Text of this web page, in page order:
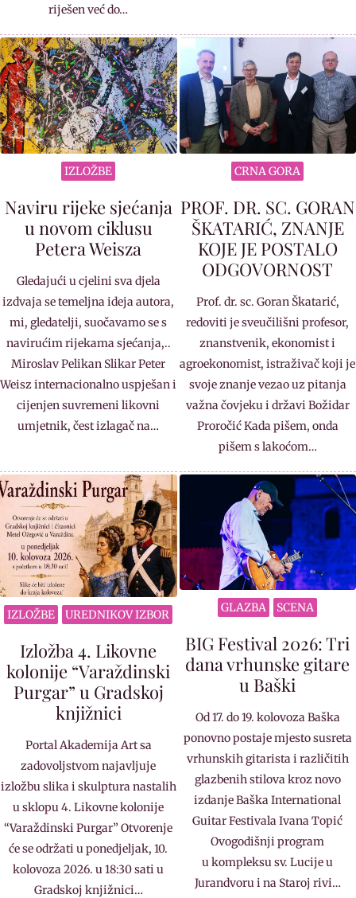
riješen već do…
IZLOŽBE
Naviru rijeke sjećanja
u novom ciklusu
Petera Weisza
Gledajući u cjelini sva djela
izdvaja se temeljna ideja autora,
mi, gledatelji, suočavamo se s
navirućim rijekama sjećanja,..
Miroslav Pelikan Slikar Peter
Weisz internacionalno uspješan i
cijenjen suvremeni likovni
umjetnik, čest izlagač na…
CRNA GORA
PROF. DR. SC. GORAN
ŠKATARIĆ, ZNANJE
KOJE JE POSTALO
ODGOVORNOST
Prof. dr. sc. Goran Škatarić,
redoviti je sveučilišni profesor,
znanstvenik, ekonomist i
agroekonomist, istraživač koji je
svoje znanje vezao uz pitanja
važna čovjeku i državi Božidar
Proročić Kada pišem, onda
pišem s lakoćom…
IZLOŽBE UREDNIKOV IZBOR
Izložba 4. Likovne
kolonije “Varaždinski
Purgar” u Gradskoj
knjižnici
Portal Akademija Art sa
zadovoljstvom najavljuje
izložbu slika i skulptura nastalih
u sklopu 4. Likovne kolonije
“Varaždinski Purgar” Otvorenje
će se održati u ponedjeljak, 10.
kolovoza 2026. u 18:30 sati u
Gradskoj knjižnici…
GLAZBA SCENA
BIG Festival 2026: Tri
dana vrhunske gitare
u Baški
Od 17. do 19. kolovoza Baška
ponovno postaje mjesto susreta
vrhunskih gitarista i različitih
glazbenih stilova kroz novo
izdanje Baška International
Guitar Festivala Ivana Topić
Ovogodišnji program
u kompleksu sv. Lucije u
Jurandvoru i na Staroj rivi…